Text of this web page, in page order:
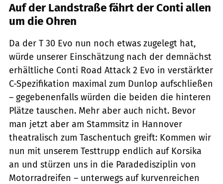
Auf der Landstraße fährt der Conti allen
um die Ohren
Da der T 30 Evo nun noch etwas zugelegt hat,
würde unserer Einschätzung nach der demnächst
erhältliche Conti Road Attack 2 Evo in verstärkter
C-Spezifikation maximal zum Dunlop aufschließen
– gegebenenfalls würden die beiden die hinteren
Plätze tauschen. Mehr aber auch nicht. Bevor
man jetzt aber am Stammsitz in Hannover
theatralisch zum Taschentuch greift: Kommen wir
nun mit unserem Testtrupp endlich auf Korsika
an und stürzen uns in die Paradedisziplin von
Motorradreifen – unterwegs auf kurvenreichen